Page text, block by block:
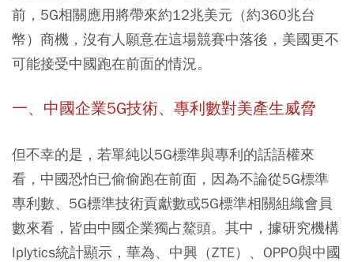
前，5G相關應用將帶來約12兆美元（約360兆台
幣）商機 ，沒有人願意在這場競賽中落後，美國更不
可能接受中國跑在前面的情況。
一、中國企業5G技術、專利數對美產生威脅
但不幸的是，若單純以5G標準與專利的話語權來
看，中國恐怕已偷偷跑在前面，因為不論從5G標準
專利數、5G標準技術貢獻數或5G標準相關組織會員
數來看，皆由中國企業獨占鰲頭。其中， 據研究機構
Iplytics統計顯示，華為、中興（ZTE）、OPPO與中國